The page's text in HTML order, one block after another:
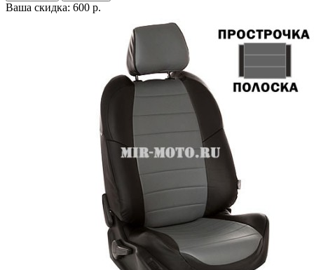
Ваша скидка: 600 р.